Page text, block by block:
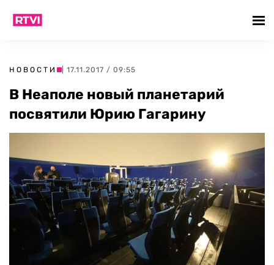
НОВОСТИ | 17.11.2017 / 09:55
В Неаполе новый планетарий
посвятили Юрию Гагарину